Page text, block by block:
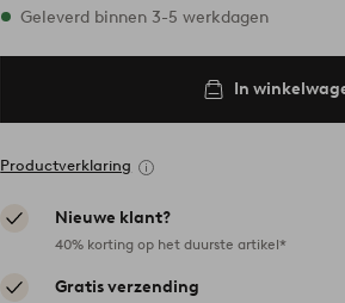
1 maten op voorraad
Geleverd binnen 3-5 werkdagen
In
Productverklaring
Nieuwe klant?
40% korting op het duurste artikel*
Gratis verzending